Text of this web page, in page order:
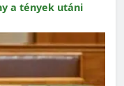
a tények utáni